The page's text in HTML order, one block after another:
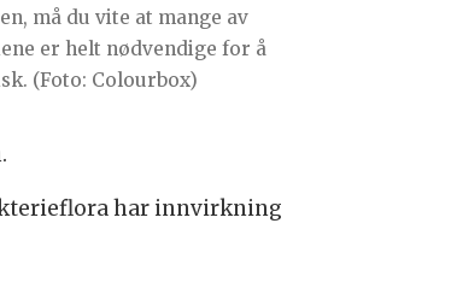
må du vite at mange av
er helt nødvendige for å
(Foto: Colourbox)
har innvirkning